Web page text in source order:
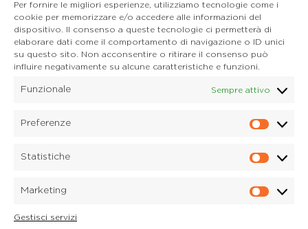
Per fornire le migliori esperienze, utilizziamo tecnologie come i
cookie per memorizzare e/o accedere alle informazioni del
dispositivo. Il consenso a queste tecnologie ci permetterà di
elaborare dati come il comportamento di navigazione o ID unici
su questo sito. Non acconsentire o ritirare il consenso può
influire negativamente su alcune caratteristiche e funzioni.
Funzionale Sempre attivo
Preferenze
Statistiche
Marketing
Gestisci servizi
E-mail. auronzo@dolomitica.it
Cortina d'Ampezzo
32043 Cortina d'Ampezzo (BL)
Tel. 0436 4127
E-mail. pieve@dolomitica.it
S. Stefano di Cadore
32045 S. Stefano di Cadore - Comelico (BL)
32040 Candide di Comelico Superiore (BL)
E-mail. candide@dolomitica.it